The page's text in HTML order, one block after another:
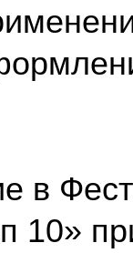
в
10»